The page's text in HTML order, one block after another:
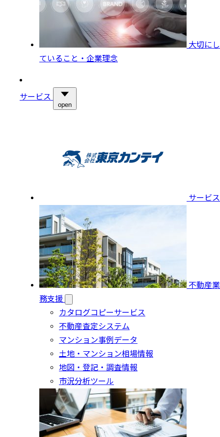
大切にし
ていること・企業理念
サービス
open
サービス
不動産業
務支援
カタログコピーサービス
不動産査定システム
マンション事例データ
土地・マンション相場情報
地図・登記・調査情報
市況分析ツール